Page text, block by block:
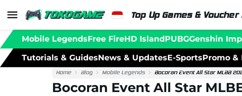
Top Up Games &
Mobile LegendsFree FireHD IslandPUBGGenshin
Tutorials & GuidesNews & UpdatesE-SportsPromo &
Home Blog Mobile Legends Bocoran Event All Star MLBB
Bocoran Event All Star